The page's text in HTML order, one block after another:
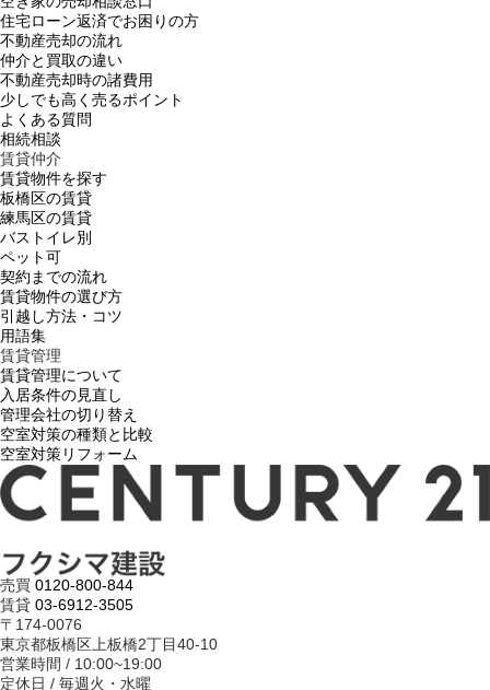
住宅ローン返済でお困りの方
不動産売却の流れ
仲介と買取の違い
不動産売却時の諸費用
少しでも高く売るポイント
よくある質問
相続相談
賃貸仲介
賃貸物件を探す
板橋区の賃貸
練馬区の賃貸
バストイレ別
ペット可
契約までの流れ
賃貸物件の選び方
引越し方法・コツ
用語集
賃貸管理
賃貸管理について
入居条件の見直し
管理会社の切り替え
空室対策の種類と比較
空室対策リフォーム
売買 0120-800-844
賃貸 03-6912-3505
〒174-0076
東京都板橋区上板橋2丁目40-10
営業時間 / 10:00~19:00
定休日 / 毎週火・水曜